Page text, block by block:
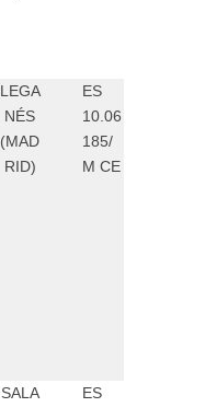
LEGA
NÉS
(MAD
RID)
ES
10.06
185/
M CE
SALA ES